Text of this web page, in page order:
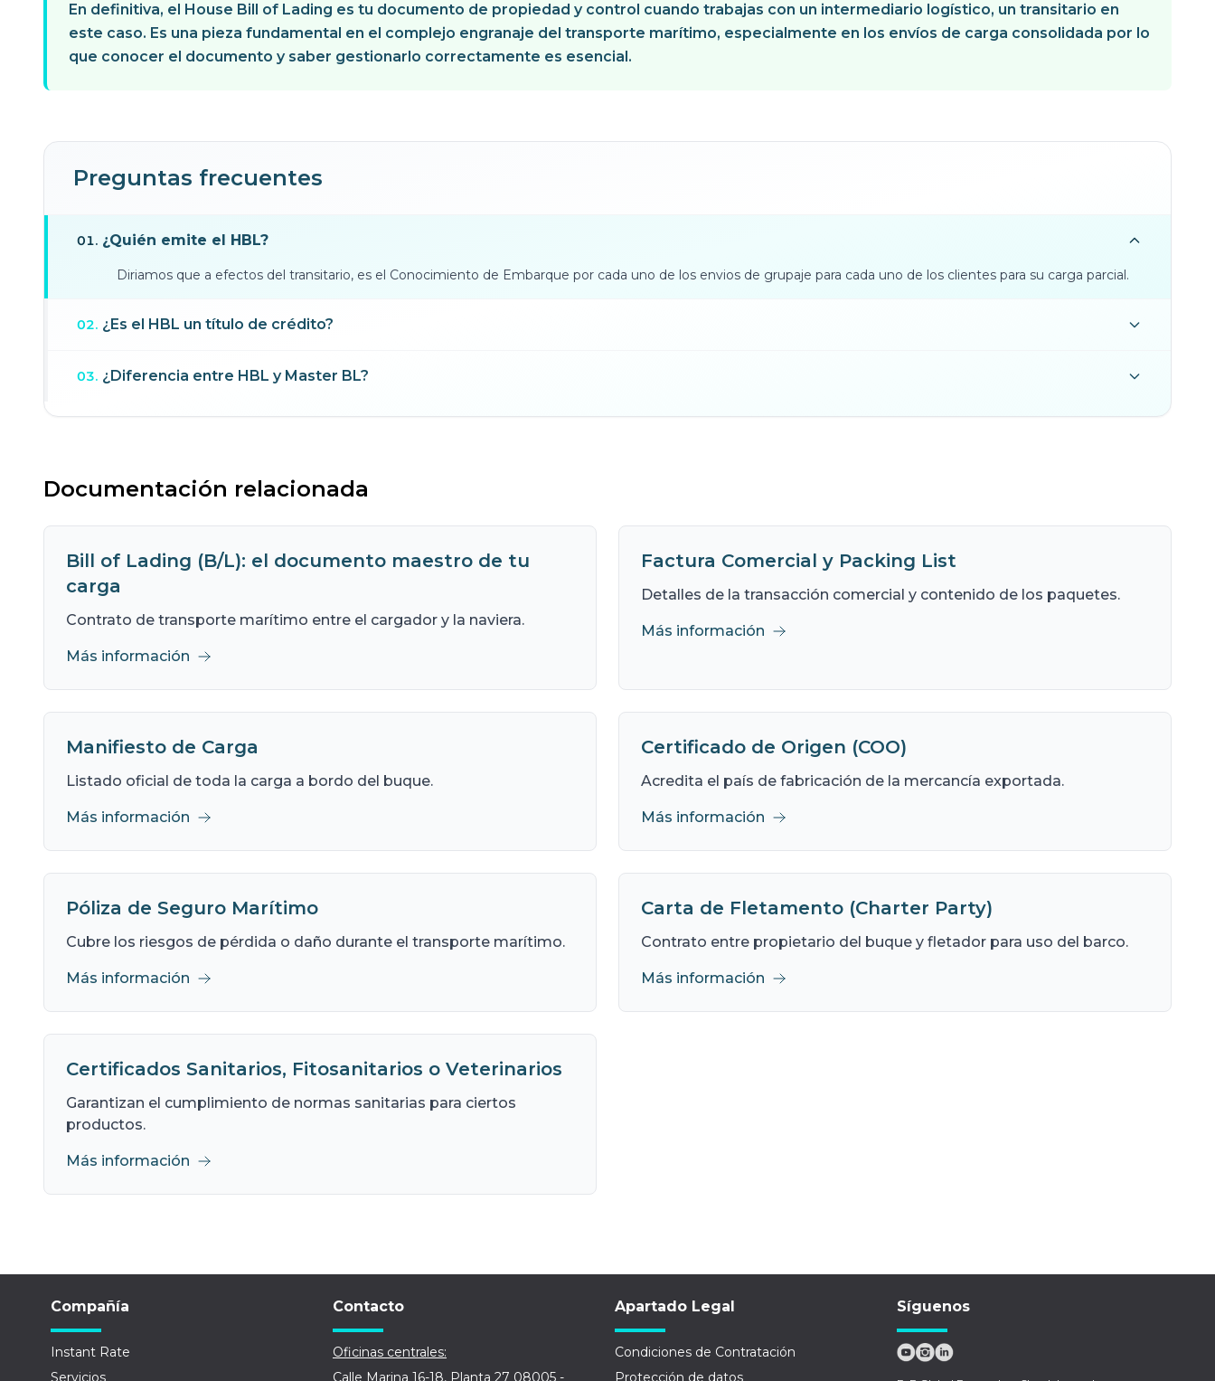
En definitiva, el House Bill of Lading es tu documento de propiedad y control cuando trabajas con un intermediario logístico, un transitario en
este caso. Es una pieza fundamental en el complejo engranaje del transporte marítimo, especialmente en los envíos de carga consolidada por lo
que conocer el documento y saber gestionarlo correctamente es esencial.
Preguntas frecuentes
01. ¿Quién emite el HBL?
Diriamos que a efectos del transitario, es el Conocimiento de Embarque por cada uno de los envios de grupaje para cada uno de los clientes para su carga parcial.
02. ¿Es el HBL un título de crédito?
03. ¿Diferencia entre HBL y Master BL?
Documentación relacionada
Bill of Lading (B/L): el documento maestro de tu
carga
Contrato de transporte marítimo entre el cargador y la naviera.
Más información
Factura Comercial y Packing List
Detalles de la transacción comercial y contenido de los paquetes.
Más información
Manifiesto de Carga
Listado oficial de toda la carga a bordo del buque.
Más información
Certificado de Origen (COO)
Acredita el país de fabricación de la mercancía exportada.
Más información
Póliza de Seguro Marítimo
Cubre los riesgos de pérdida o daño durante el transporte marítimo.
Más información
Carta de Fletamento (Charter Party)
Contrato entre propietario del buque y fletador para uso del barco.
Más información
Certificados Sanitarios, Fitosanitarios o Veterinarios
Garantizan el cumplimiento de normas sanitarias para ciertos
productos.
Más información
Compañía
Instant Rate
Servicios
Contacto
Oficinas centrales:
Calle Marina 16-18, Planta 27 08005 -
Apartado Legal
Condiciones de Contratación
Protección de datos
Síguenos